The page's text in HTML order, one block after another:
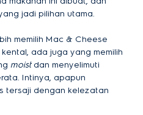
jadi pilihan utama.
memilih Mac & Cheese
ada juga yang memilih
moist dan menyelimuti
Intinya, apapun
tersaji dengan kelezatan